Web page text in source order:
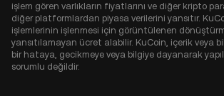
işlem gören varlıkların fiyatlarını ve diğer kripto
diğer platformlardan piyasa verilerini yansıtır.
işlemlerinin işlenmesi için görüntülenen
yansıtılamayan ücret alabilir. KuCoin, içerik veya
bir hataya, gecikmeye veya bilgiye dayanarak
sorumlu değildir.